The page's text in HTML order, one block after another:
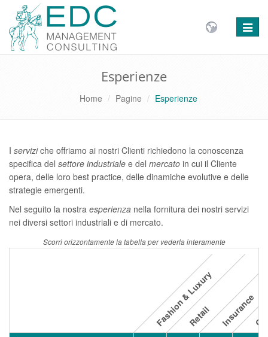
Toggle
Esperienze
Home Pagine Esperienze
I serviziche offriamo ai nostri Clienti richiedono la conoscenza
specifica del settore industriale e del mercato in cui il Cliente
opera, delle loro best practice, delle dinamiche evolutive e delle
strategie emergenti.
Nel seguito la nostra esperienza nella fornitura dei nostri servizi
nei diversi settori industriali e di mercato.
Scorri orizzontamente la tabella per vederla interamente
Fashion & Luxury
Retail Insurance